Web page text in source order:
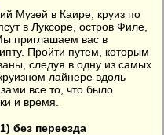
Музей в Каире, круиз по
в Луксоре, остров Филе,
приглашаем вас в
Пройти путем, которым
следуя в одну из самых
лайнере вдоль
все то, что было
и время.
без переезда